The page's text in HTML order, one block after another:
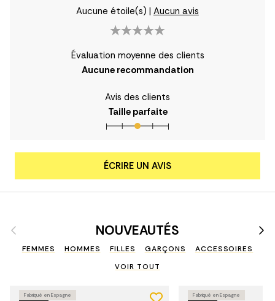
Aucune étoile(s) | Aucun avis
Évaluation moyenne des clients
Aucune recommandation
Avis des clients
Taille parfaite
ÉCRIRE UN AVIS
Précédent NOUVEAUTÉS
FEMMES HOMMES FILLES GARÇONS ACCESSOIRES
VOIR TOUT
Fabriqué en Espagne
Fabriqué en Espagne